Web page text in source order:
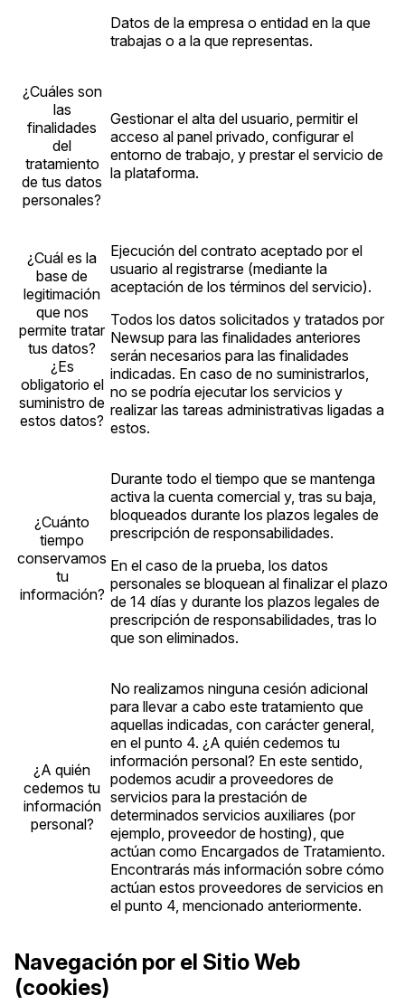
Datos de la empresa o entidad en la que
trabajas o a la que representas.
¿Cuáles son
las
finalidades
del
tratamiento
de tus datos
personales?
Gestionar el alta del usuario, permitir el
acceso al panel privado, configurar el
entorno de trabajo, y prestar el servicio de
la plataforma.
¿Cuál es la
base de
legitimación
que nos
permite tratar
tus datos?
¿Es
obligatorio el
suministro de
estos datos?
Ejecución del contrato aceptado por el
usuario al registrarse (mediante la
aceptación de los términos del servicio).
Todos los datos solicitados y tratados por
Newsup para las finalidades anteriores
serán necesarios para las finalidades
indicadas. En caso de no suministrarlos,
no se podría ejecutar los servicios y
realizar las tareas administrativas ligadas a
estos.
¿Cuánto
tiempo
conservamos
tu
información?
Durante todo el tiempo que se mantenga
activa la cuenta comercial y, tras su baja,
bloqueados durante los plazos legales de
prescripción de responsabilidades.
En el caso de la prueba, los datos
personales se bloquean al finalizar el plazo
de 14 días y durante los plazos legales de
prescripción de responsabilidades, tras lo
que son eliminados.
¿A quién
cedemos tu
información
personal?
No realizamos ninguna cesión adicional
para llevar a cabo este tratamiento que
aquellas indicadas, con carácter general,
en el punto 4. ¿A quién cedemos tu
información personal? En este sentido,
podemos acudir a proveedores de
servicios para la prestación de
determinados servicios auxiliares (por
ejemplo, proveedor de hosting), que
actúan como Encargados de Tratamiento.
Encontrarás más información sobre cómo
actúan estos proveedores de servicios en
el punto 4, mencionado anteriormente.
Navegación por el Sitio Web
(cookies)